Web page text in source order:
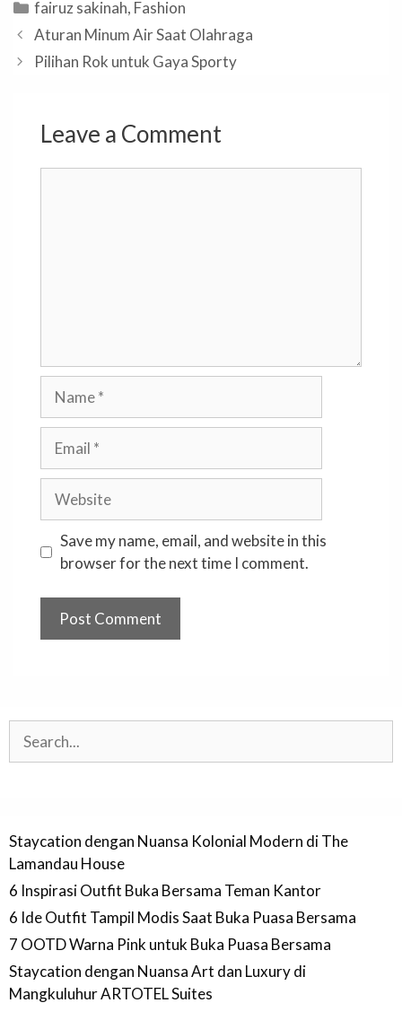
Categories
fairuz sakinah, Fashion
Aturan Minum Air Saat Olahraga
Pilihan Rok untuk Gaya Sporty
Leave a Comment
Save my name, email, and website in this
browser for the next time I comment.
Staycation dengan Nuansa Kolonial Modern di The
Lamandau House
6 Inspirasi Outfit Buka Bersama Teman Kantor
6 Ide Outfit Tampil Modis Saat Buka Puasa Bersama
7 OOTD Warna Pink untuk Buka Puasa Bersama
Staycation dengan Nuansa Art dan Luxury di
Mangkuluhur ARTOTEL Suites